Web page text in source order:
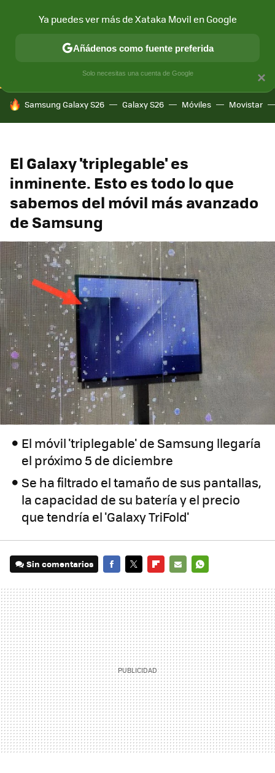
CONECTIVIDAD MÓVIL Y SOCIEDAD APLICACIONES
HOY SE HABLA DE
Samsung Galaxy S26 Galaxy S26 Móviles Movistar
El Galaxy 'triplegable' es
inminente. Esto es todo lo que
sabemos del móvil más avanzado
de Samsung
El móvil 'triplegable' de Samsung llegaría
el próximo 5 de diciembre
Se ha filtrado el tamaño de sus pantallas,
la capacidad de su batería y el precio
que tendría el 'Galaxy TriFold'
Sin comentarios
MAIL
×
Ya puedes ver más de Xataka Movil en Google
Añádenos como fuente preferida
Solo necesitas una cuenta de Google